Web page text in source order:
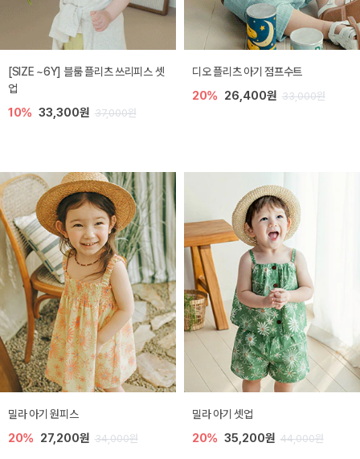
[SIZE ~6Y] 블룸 플리츠 쓰리피스 셋
업
10% 33,300원 37,000원
디오 플리츠 아기 점프수트
20% 26,400원 33,000원
밀라 아기 원피스
20% 27,200원 34,000원
밀라 아기 셋업
20% 35,200원 44,000원